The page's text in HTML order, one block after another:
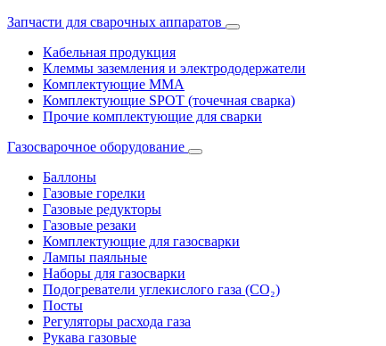
Запчасти для сварочных аппаратов
Кабельная продукция
Клеммы заземления и электрододержатели
Комплектующие ММА
Комплектующие SPOT (точечная сварка)
Прочие комплектующие для сварки
Газосварочное оборудование
Баллоны
Газовые горелки
Газовые редукторы
Газовые резаки
Комплектующие для газосварки
Лампы паяльные
Наборы для газосварки
Подогреватели углекислого газа (CO₂)
Посты
Регуляторы расхода газа
Рукава газовые